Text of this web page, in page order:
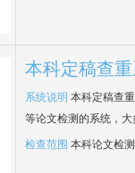
本科定稿查
系统说明 本科定稿查
等论文检测的系统，
检查范围 本科论文检